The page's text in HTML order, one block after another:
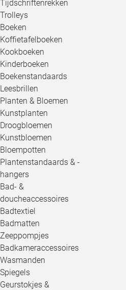
Tijdschriftenrekken
Trolleys
Boeken
Koffietafelboeken
Kookboeken
Kinderboeken
Boekenstandaards
Leesbrillen
Planten & Bloemen
Kunstplanten
Droogbloemen
Kunstbloemen
Bloempotten
Plantenstandaards & -
hangers
Bad- &
doucheaccessoires
Badtextiel
Badmatten
Zeeppompjes
Badkameraccessoires
Wasmanden
Spiegels
Geurstokjes &